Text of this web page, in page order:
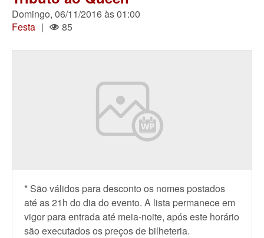
Domingo, 06/11/2016 às 01:00
Festa | 85
* São válidos para desconto os nomes postados
até as 21h do dia do evento. A lista permanece em
vigor para entrada até meia-noite, após este horário
são executados os preços de bilheteria.